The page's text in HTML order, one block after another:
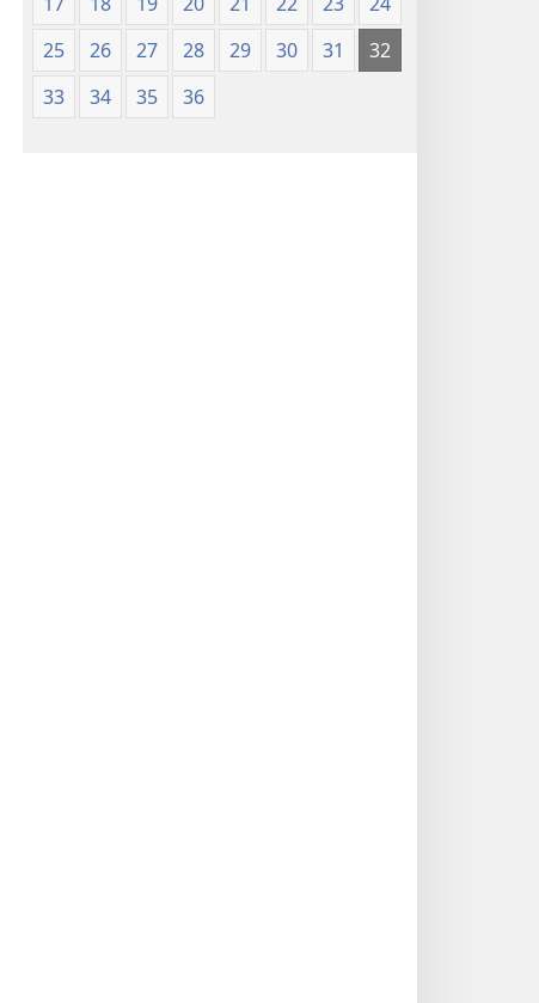
25
26 27 28 29 30 31
32
33
34 35 36